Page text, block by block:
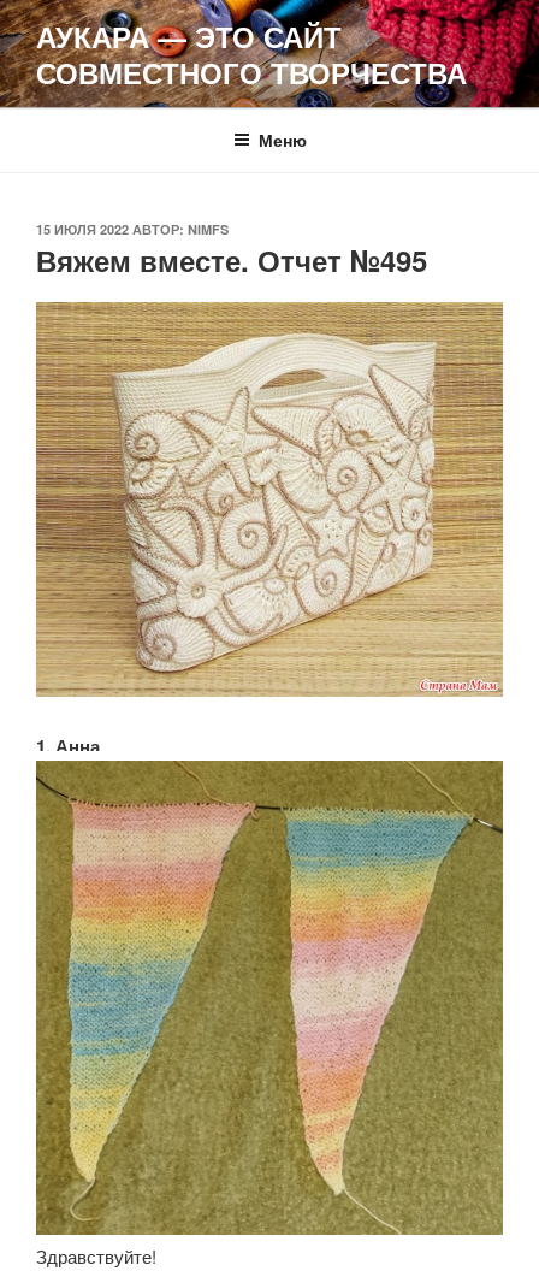
Перейти
к
содержимому
АУКАРА — ЭТО САЙТ
СОВМЕСТНОГО ТВОРЧЕСТВА
Меню
ОПУБЛИКОВАНО
15 ИЮЛЯ 2022 АВТОР: NIMFS
Вяжем вместе. Отчет №495
1. Анна
Здравствуйте!